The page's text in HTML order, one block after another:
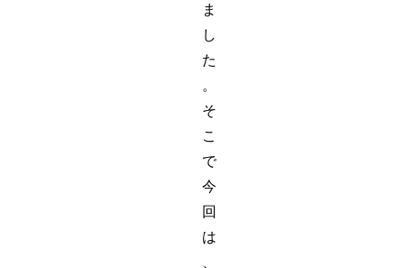
ま
し
た
。
そ
こ
で
今
回
は